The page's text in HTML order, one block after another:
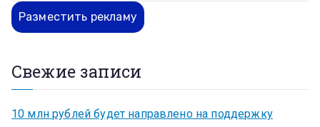
Разместить рекламу
Свежие записи
10 млн рублей будет направлено на поддержку